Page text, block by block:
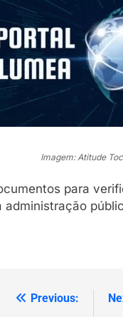
Imagem: Atitude
para
administração
Previous: